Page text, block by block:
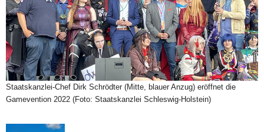
Staatskanzlei-Chef Dirk Schrödter (Mitte, blauer Anzug) eröffnet die
Gamevention 2022 (Foto: Staatskanzlei Schleswig-Holstein)